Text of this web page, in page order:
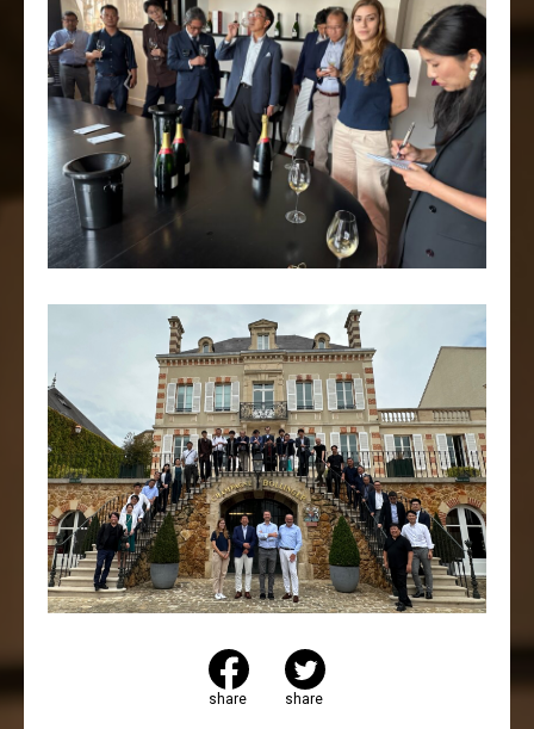
share share